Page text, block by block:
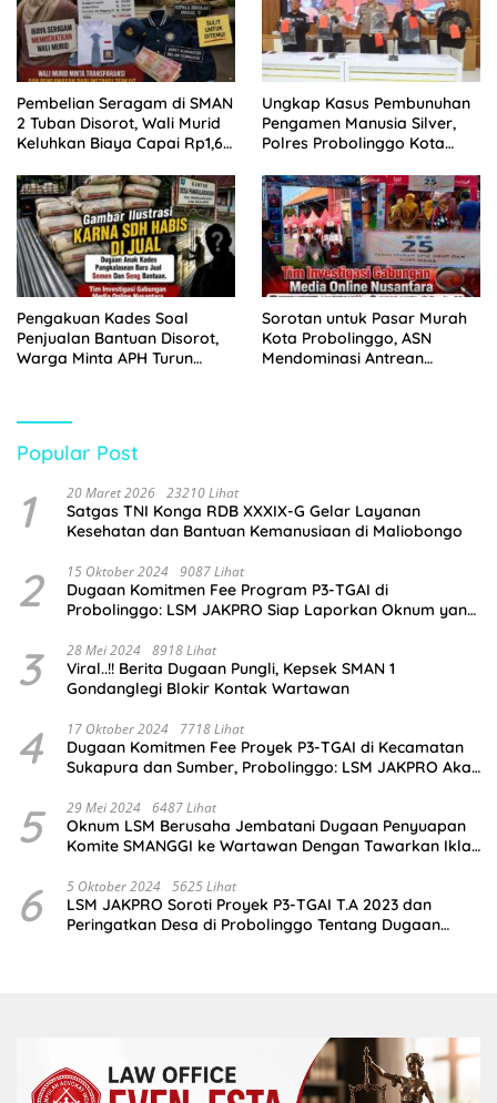
Pembelian Seragam di SMAN
2 Tuban Disorot, Wali Murid
Keluhkan Biaya Capai Rp1,6
Ungkap Kasus Pembunuhan
Pengamen Manusia Silver,
Polres Probolinggo Kota
Pengakuan Kades Soal
Penjualan Bantuan Disorot,
Warga Minta APH Turun
Sorotan untuk Pasar Murah
Kota Probolinggo, ASN
Mendominasi Antrean
Popular Post
1 20 Maret 2026 23210 Lihat
Satgas TNI Konga RDB XXXIX-G Gelar Layanan
Kesehatan dan Bantuan Kemanusiaan di Maliobongo
2 15 Oktober 2024 9087 Lihat
Dugaan Komitmen Fee Program P3-TGAI di
Probolinggo: LSM JAKPRO Siap Laporkan Oknum yang
3 28 Mei 2024 8918 Lihat
Viral..!! Berita Dugaan Pungli, Kepsek SMAN 1
Gondanglegi Blokir Kontak Wartawan
4 17 Oktober 2024 7718 Lihat
Dugaan Komitmen Fee Proyek P3-TGAI di Kecamatan
Sukapura dan Sumber, Probolinggo: LSM JAKPRO Akan
5 29 Mei 2024 6487 Lihat
Oknum LSM Berusaha Jembatani Dugaan Penyuapan
Komite SMANGGI ke Wartawan Dengan Tawarkan Iklan
6 5 Oktober 2024 5625 Lihat
LSM JAKPRO Soroti Proyek P3-TGAI T.A 2023 dan
Peringatkan Desa di Probolinggo Tentang Dugaan